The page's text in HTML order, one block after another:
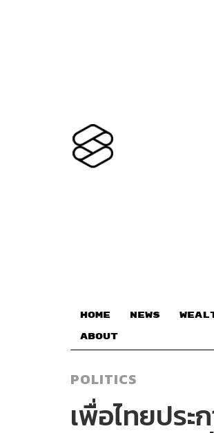
HOME NEWS
ABOUT
POLITICS
เพื่อไทยปร